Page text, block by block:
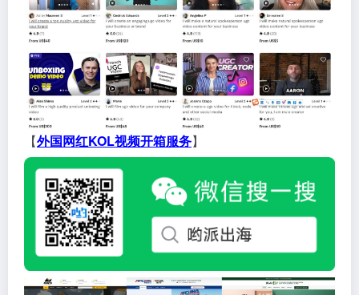
【外国网红KOL视频开箱服务】